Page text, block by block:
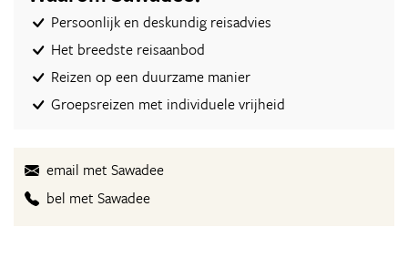
Persoonlijk en deskundig reisadvies
Het breedste reisaanbod
Reizen op een duurzame manier
Groepsreizen met individuele vrijheid
email met Sawadee
bel met Sawadee